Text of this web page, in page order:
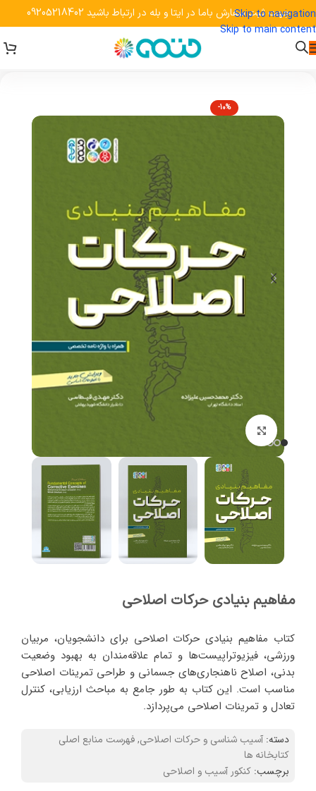
Skip to navigation
Skip to main content
جهت ثبت سفارش باما در ایتا و بله در ارتباط باشید 09205218402
-10%
برای بزرگنمایی کلیک کنید
مفاهیم بنیادی حرکات اصلاحی
کتاب مفاهیم بنیادی حرکات اصلاحی برای دانشجویان، مربیان
ورزشی، فیزیوتراپیست‌ها و تمام علاقه‌مندان به بهبود وضعیت
بدنی، اصلاح ناهنجاری‌های جسمانی و طراحی تمرینات اصلاحی
مناسب است. این کتاب به طور جامع به مباحث ارزیابی، کنترل
تعادل و تمرینات اصلاحی می‌پردازد.
دسته: آسیب شناسی و حرکات اصلاحی,فهرست منابع اصلی
کتابخانه ها
برچسب: کنکور آسیب و اصلاحی